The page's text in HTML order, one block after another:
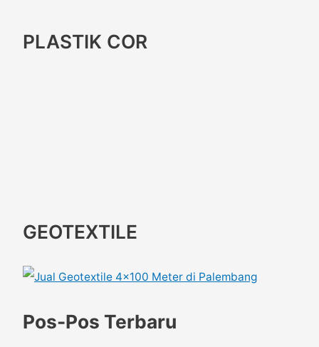
PLASTIK COR
GEOTEXTILE
Pos-Pos Terbaru